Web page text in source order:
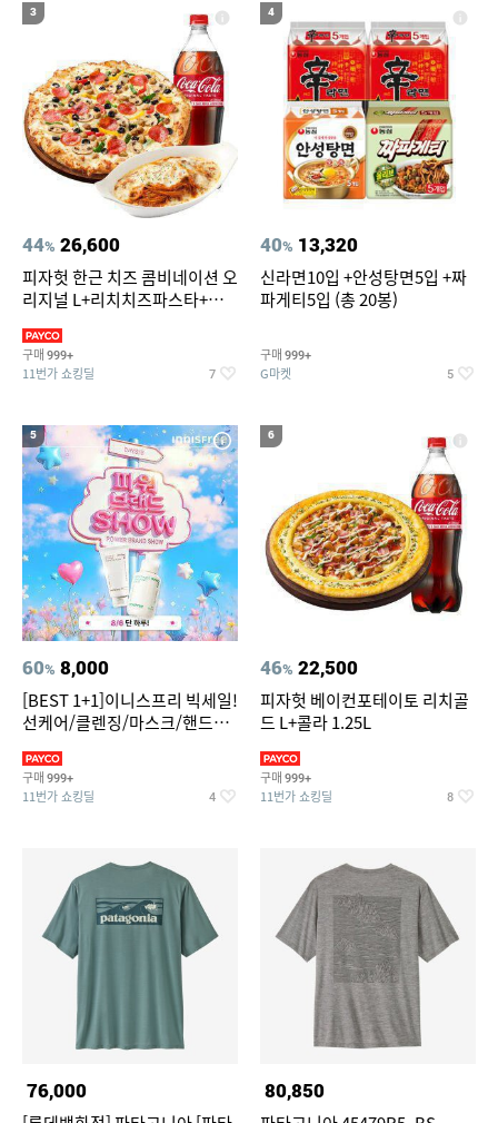
3
44% 26,600
피자헛 한근 치즈 콤비네이션 오
리지널 L+리치치즈파스타+콜
구매 999+
11번가 쇼킹딜 7
4
40% 13,320
신라면10입 +안성탕면5입 +짜
파게티5입 (총 20봉)
구매 999+
G마켓 5
5
60% 8,000
[BEST 1+1]이니스프리 빅세일!
선케어/클렌징/마스크/핸드크
구매 999+
11번가 쇼킹딜 4
6
46% 22,500
피자헛 베이컨포테이토 리치골
드 L+콜라 1.25L
구매 999+
11번가 쇼킹딜 8
76,000 80,850